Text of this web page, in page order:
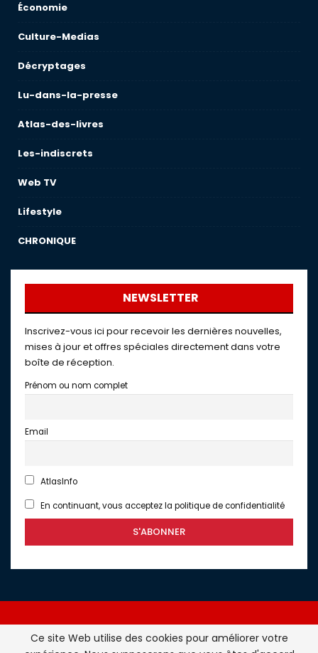
Économie
Culture-Medias
Décryptages
Lu-dans-la-presse
Atlas-des-livres
Les-indiscrets
Web TV
Lifestyle
CHRONIQUE
NEWSLETTER
Inscrivez-vous ici pour recevoir les dernières nouvelles,
mises à jour et offres spéciales directement dans votre
boîte de réception.
Prénom ou nom complet
Email
AtlasInfo
En continuant, vous acceptez la politique de confidentialité
Ce site Web utilise des cookies pour améliorer votre